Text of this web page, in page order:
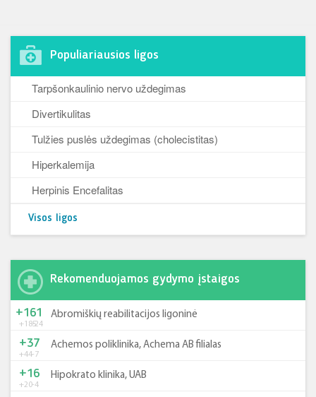
Populiariausios ligos
Tarpšonkaulinio nervo uždegimas
Divertikulitas
Tulžies puslės uždegimas (cholecistitas)
Hiperkalemija
Herpinis Encefalitas
Visos ligos
Rekomenduojamos gydymo įstaigos
+185-24
+161 Abromiškių reabilitacijos ligoninė
+44-7
+37 Achemos poliklinika, Achema AB filialas
+20-4
+16 Hipokrato klinika, UAB